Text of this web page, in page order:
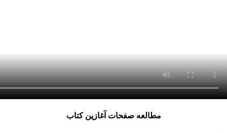
مطالعه صفحات آغازین کتاب